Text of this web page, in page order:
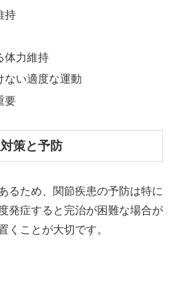
持
体力維持
ない適度な運動
要
策と予防
るため、関節疾患の予防は特に
発症すると完治が困難な場合が
くことが大切です。